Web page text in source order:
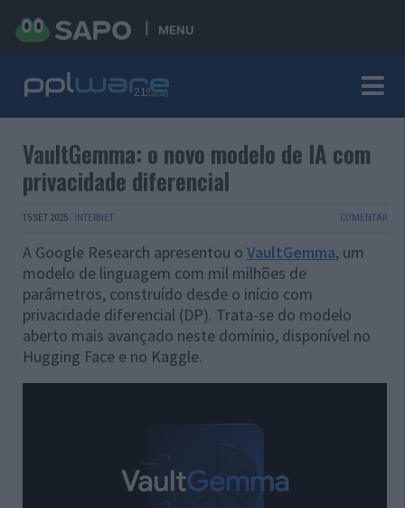
MENU
VaultGemma: o novo modelo de IA com
privacidade diferencial
15 SET 2025 · INTERNET COMENTAR
A Google Research apresentou o VaultGemma, um
modelo de linguagem com mil milhões de
parâmetros, construído desde o início com
privacidade diferencial (DP). Trata-se do modelo
aberto mais avançado neste domínio, disponível no
Hugging Face e no Kaggle.